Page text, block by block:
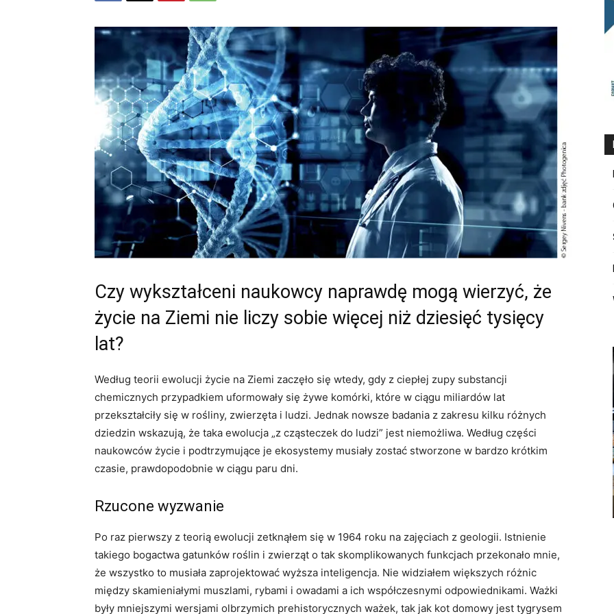
Czy wykształceni naukowcy naprawdę mogą wierzyć, że
życie na Ziemi nie liczy sobie więcej niż dziesięć tysięcy
lat?
Według teorii ewolucji życie na Ziemi zaczęło się wtedy, gdy z ciepłej zupy substancji
chemicznych przypadkiem uformowały się żywe komórki, które w ciągu miliardów lat
przekształciły się w rośliny, zwierzęta i ludzi. Jednak nowsze badania z zakresu kilku różnych
dziedzin wskazują, że taka ewolucja „z cząsteczek do ludzi” jest niemożliwa. Według części
naukowców życie i podtrzymujące je ekosystemy musiały zostać stworzone w bardzo krótkim
czasie, prawdopodobnie w ciągu paru dni.
Rzucone wyzwanie
Po raz pierwszy z teorią ewolucji zetknąłem się w 1964 roku na zajęciach z geologii. Istnienie
takiego bogactwa gatunków roślin i zwierząt o tak skomplikowanych funkcjach przekonało mnie,
że wszystko to musiała zaprojektować wyższa inteligencja. Nie widziałem większych różnic
między skamieniałymi muszlami, rybami i owadami a ich współczesnymi odpowiednikami. Ważki
były mniejszymi wersjami olbrzymich prehistorycznych ważek, tak jak kot domowy jest tygrysem